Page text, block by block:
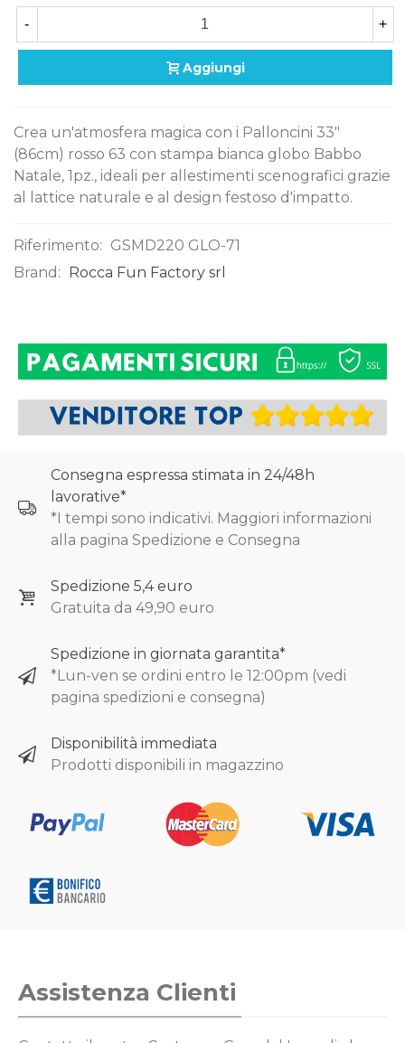
- +
Aggiungi
Crea un'atmosfera magica con i Palloncini 33"
(86cm) rosso 63 con stampa bianca globo Babbo
Natale, 1pz., ideali per allestimenti scenografici grazie
al lattice naturale e al design festoso d'impatto.
Riferimento: GSMD220 GLO-71
Brand:
Rocca Fun Factory srl
Consegna espressa stimata in 24/48h
lavorative*
*I tempi sono indicativi. Maggiori informazioni
alla pagina Spedizione e Consegna
Spedizione 5,4 euro
Gratuita da 49,90 euro
Spedizione in giornata garantita*
*Lun-ven se ordini entro le 12:00pm (vedi
pagina spedizioni e consegna)
Disponibilità immediata
Prodotti disponibili in magazzino
Assistenza Clienti